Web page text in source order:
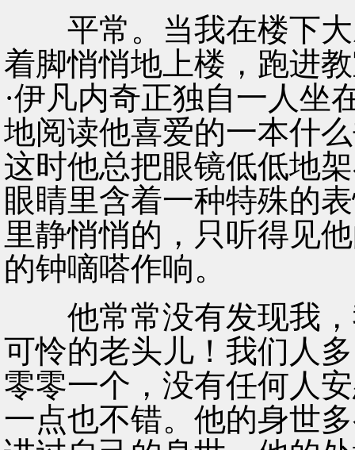
平常。当我在楼下大
着脚悄悄地上楼，跑进
·伊凡内奇正独自一人坐
地阅读他喜爱的一本什
这时他总把眼镜低低地
眼睛里含着一种特殊的
里静悄悄的，只听得见
的钟嘀嗒作响。
他常常没有发现我，
可怜的老头儿！我们人
零零一个，没有任何人
一点也不错。他的身世